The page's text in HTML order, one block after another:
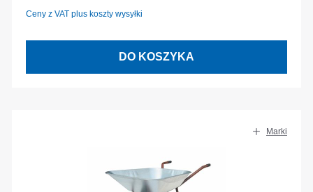
Ceny z VAT plus koszty wysyłki
DO KOSZYKA
Marki